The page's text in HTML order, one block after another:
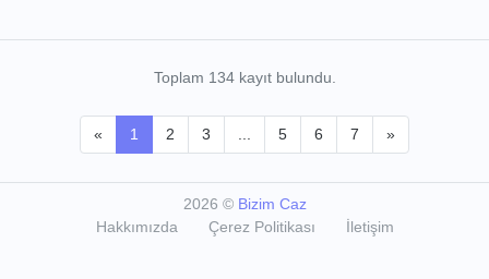
Toplam 134 kayıt bulundu.
« 1 2 3 5 6 7 »
2026 © Bizim Caz
Hakkımızda
Çerez Politikası İletişim